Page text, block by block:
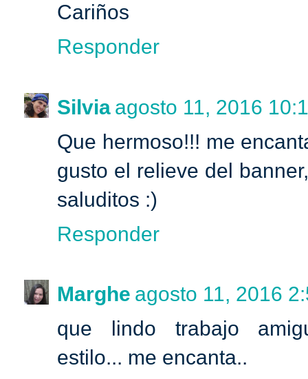
Cariños
Responder
Silvia agosto 11, 2016
Que hermoso!!! me
gusto el relieve del
saluditos :)
Responder
Marghe agosto 11, 2016
que lindo trabajo
estilo... me encanta..